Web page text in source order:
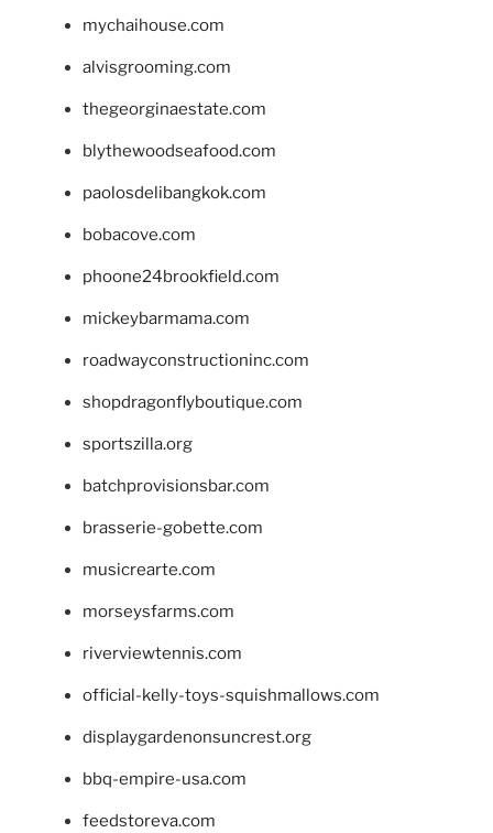
mychaihouse.com
alvisgrooming.com
thegeorginaestate.com
blythewoodseafood.com
paolosdelibangkok.com
bobacove.com
phoone24brookfield.com
mickeybarmama.com
roadwayconstructioninc.com
shopdragonflyboutique.com
sportszilla.org
batchprovisionsbar.com
brasserie-gobette.com
musicrearte.com
morseysfarms.com
riverviewtennis.com
official-kelly-toys-squishmallows.com
displaygardenonsuncrest.org
bbq-empire-usa.com
feedstoreva.com